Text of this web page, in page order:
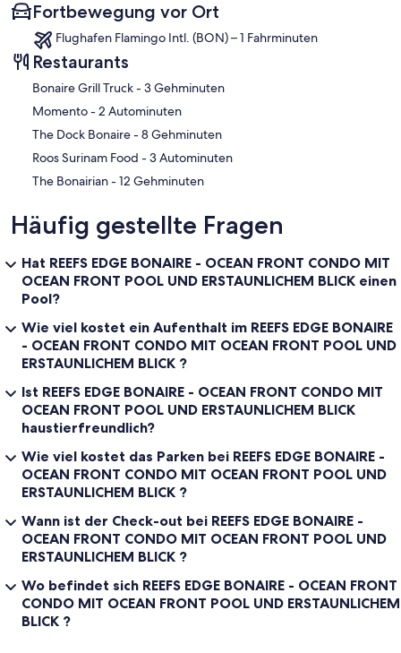
Schwimmbad Eintritt
* Einfacher Zugang Leiter ins Wasser
Stühle zum Sonnenbaden und Entspannen am Wasser
* Schöne tropische Gärten - professionell gepflegt. Sie werden die
schönen Schmetterlinge, Kolibris, gelb Finken und charmant
Leguane sehen
* Schöne weiße Sand Tae Amo Strand ist zu Fuß erreichbar oder
* Einfacher Zugang zu Flughafen - sind Sie in 5 Minuten dort - keine
Sorge über das Flugzeug fehlt - einfach über zu gehen und Ihren
Mietwagen am nächsten Tag
* Innerhalb von 5 Minuten von der Innenstadt von Kralendijk; 5
Minuten zum Supermarkt und Einkaufs; auch Tankstelle /
Waschanlage
* Neue Sicherheitsschleuse derzeit für mehr Privatsphäre und
Sicherheit im Straßen wird installiert
* Zusätzliche Sicherheit mit eigenem Treppe im 2. Stock zu sein und
Balkone (drei Balkone genießen !!!)
* Wir stellen Ihnen 4 Liegestühle und Strandtücher zur Verfügung,
falls Sie zum nahe gelegenen Strand Te Amo (direkt neben den
Eigentumswohnungen von Port Bonaire) gehen möchten, um sich
zu entspannen und zu entspannen
* Private Waschmaschine für kleine Ladungen - Trockengestelle zur
Verfügung gestellt (Waschsalon innerhalb einer Meile für sehr
große Ladungen und Verwendung eines Trockners)
* Ein Safe steht Ihnen zur Verfügung
Fortbewegung vor Ort
Flughafen Flamingo Intl. (BON) – 1 Fahrminuten
Restaurants
‪Bonaire Grill Truck - ‬3 Gehminuten
‪Momento - ‬2 Autominuten
‪The Dock Bonaire - ‬8 Gehminuten
‪Roos Surinam Food - ‬3 Autominuten
‪The Bonairian - ‬12 Gehminuten
Häufig gestellte Fragen
Hat REEFS EDGE BONAIRE - OCEAN FRONT CONDO MIT
OCEAN FRONT POOL UND ERSTAUNLICHEM BLICK einen
Pool?
Wie viel kostet ein Aufenthalt im REEFS EDGE BONAIRE
- OCEAN FRONT CONDO MIT OCEAN FRONT POOL UND
ERSTAUNLICHEM BLICK ?
Ist REEFS EDGE BONAIRE - OCEAN FRONT CONDO MIT
OCEAN FRONT POOL UND ERSTAUNLICHEM BLICK
haustierfreundlich?
Wie viel kostet das Parken bei REEFS EDGE BONAIRE -
OCEAN FRONT CONDO MIT OCEAN FRONT POOL UND
ERSTAUNLICHEM BLICK ?
Wann ist der Check-out bei REEFS EDGE BONAIRE -
OCEAN FRONT CONDO MIT OCEAN FRONT POOL UND
ERSTAUNLICHEM BLICK ?
Wo befindet sich REEFS EDGE BONAIRE - OCEAN FRONT
CONDO MIT OCEAN FRONT POOL UND ERSTAUNLICHEM
BLICK ?